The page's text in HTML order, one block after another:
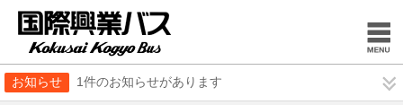
お知らせ 1件のお知らせがあります